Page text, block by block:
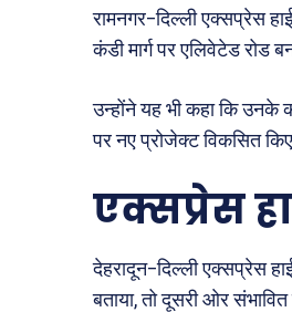
रामनगर–दिल्ली एक्सप्रेस
कंडी मार्ग पर एलिवेटेड रोड
उन्होंने यह भी कहा कि उनके
पर नए प्रोजेक्ट विकसित
एक्सप्रेस
देहरादून–दिल्ली एक्सप्रेस
बताया, तो दूसरी ओर